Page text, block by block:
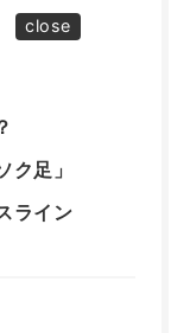
足」
ライン